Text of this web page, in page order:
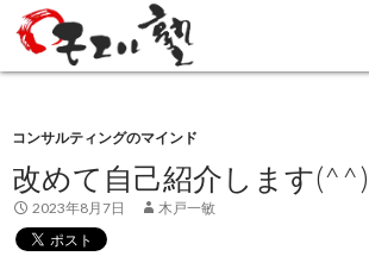
Search
SKIP
TO
コンサルティングのマインド
改めて自己紹介します(^^)
2023年8月7日 木戸一敏